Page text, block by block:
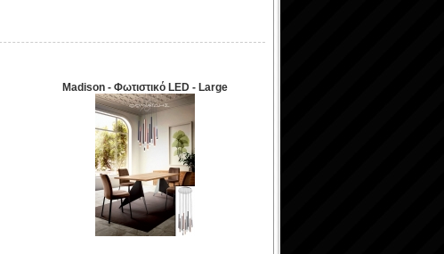
Madison - Φωτιστικό LED - Large